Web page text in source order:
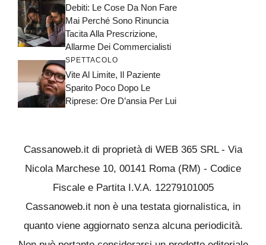
Debiti: Le Cose Da Non Fare
Mai Perché Sono Rinuncia
Tacita Alla Prescrizione,
Allarme Dei Commercialisti
SPETTACOLO
Vite Al Limite, Il Paziente
Sparito Poco Dopo Le
Riprese: Ore D’ansia Per Lui
Cassanoweb.it di proprietà di WEB 365 SRL - Via
Nicola Marchese 10, 00141 Roma (RM) - Codice
Fiscale e Partita I.V.A. 12279101005
Cassanoweb.it non è una testata giornalistica, in
quanto viene aggiornato senza alcuna periodicità.